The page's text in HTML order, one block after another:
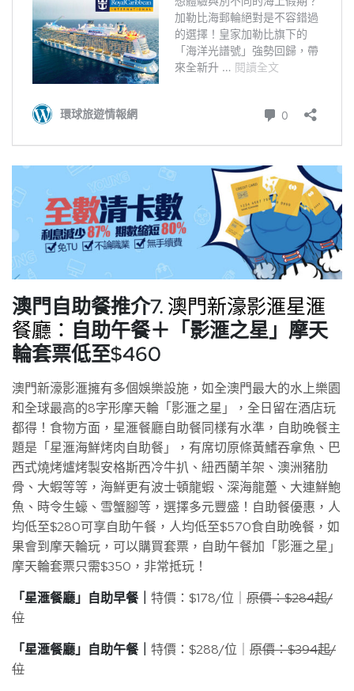
澳門自助餐推介7. 澳門新濠影滙星滙
餐廳： 自助午餐＋「影滙之星」摩天
輪套票低至$460
澳門新濠影滙擁有多個娛樂設施，如全澳門最大的水上樂園
和全球最高的8字形摩天輪「影滙之星」，全日留在酒店玩
都得！食物方面，星滙餐廳自助餐同樣有水準，自助晚餐主
題是「星滙海鮮烤肉自助餐」，有席切原條黃鰭吞拿魚、巴
西式燒烤爐烤製安格斯西冷牛扒、紐西蘭羊架、澳洲豬肋
骨、大蝦等等，海鮮更有波士頓龍蝦、深海龍躉、大連鮮鮑
魚、時令生蠔、雪蟹腳等，選擇多元豐盛！自助餐優惠，人
均低至$280可享自助午餐，人均低至$570食自助晚餐，如
果會到摩天輪玩，可以購買套票，自助午餐加「影滙之星」
摩天輪套票只需$350，非常抵玩！
「星滙餐廳」自助早餐｜ 特價：$178/位｜ 原價：$284起/
位
「星滙餐廳」自助午餐｜ 特價：$288/位｜ 原價：$394起/
位